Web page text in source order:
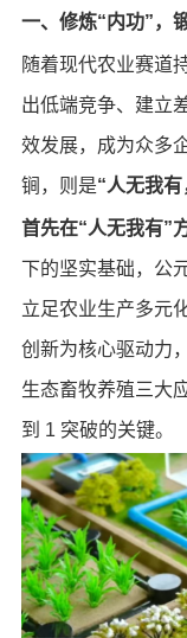
一、修炼“内功”，
随着现代农业赛道
出低端竞争、建立
效发展，成为众多
锏，则是“人无我有
首先在“人无我有”
下的坚实基础，公
立足农业生产多元
创新为核心驱动力
生态畜牧养殖三大
到 1 突破的关键。